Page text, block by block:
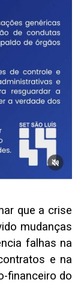
que a crise
mudanças
falhas na
e na
financeiro do